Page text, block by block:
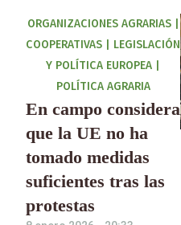
ORGANIZACIONES AGRARIAS|
COOPERATIVAS
LEGISLACIÓN
Y POLÍTICA EUROPEA
POLÍTICA AGRARIA
En campo considera
que la UE no ha
tomado medidas
suficientes tras las
protestas